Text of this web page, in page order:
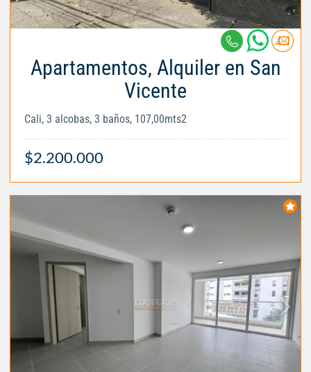
Apartamentos, Alquiler en San
Vicente
Cali, 3 alcobas, 3 baños, 107,00mts2
$2.200.000